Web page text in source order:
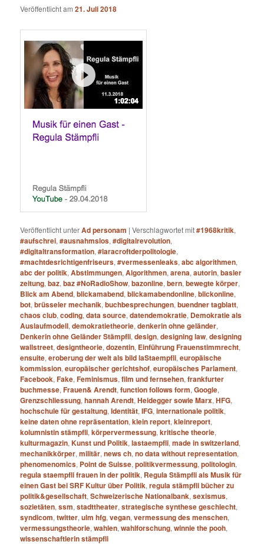
Veröffentlicht am21. Juli 2018
Veröffentlicht unterAd personam |Verschlagwortet mit#1968kritik,
#aufschrei,#ausnahmslos,#digitalrevolution,
#digitaltransformation,#laracroftderpolitologie,
#machtdesrichtigenfriseurs,#vermessenleaks,abc algorithmen,
abc der politik,Abstimmungen,Algorithmen,arena,autorin,basler
zeitung,baz,baz #NoRadioShow,bazonline,bern,bewegte körper,
Blick am Abend,blickamabend,blickamabendonline,blickonline,
bot,brüsseler mechanik,buchbesprechungen,buendner tagblatt,
chaos club,coding,data source,datendemokratie, Demokratie als
Auslaufmodell,demokratietheorie,denkerin ohne geländer,
Denkerin ohne Geländer Stämpfli,design,designing law,designing
wallstreet,designtheorie,dozentin, Einführung Frauenstimmrecht,
ensuite,eroberung der welt als bild laStaempfli,europäische
kommission,europäischer gerichtshof,europäisches Parlament,
Facebook,Fake,Feminismus,film und fernsehen,frankfurter
buchmesse,Frauen& Arendt,function follows form,Google,
Grenzschliessung,hannah Arendt,Heidegger sowie Marx,HFG,
hochschule für gestaltung,Identität,IFG,internationale politik,
keine daten ohne repräsentation,klein report,kleinreport,
kolumnistin stämpfli,körpervermessung,kritische theorie,
kulturmagazin,Kunst und Politik,lastaempfli,made in switzerland,
mechanikkörper,militär,news ch,no data without representation,
phenomenomics, Point de Suisse,politikvermessung,politologin,
regula staempfli frauen in der politik, Regula Stämpfli als Musik für
einen Gast bei SRF Kultur über Politik,regula stämpfli bücher zu
politik&gesellschaft,Schweizerische Nationalbank,sexismus,
sozietäten,ssm,stadttheater,strategische synthese geschlecht,
syndicom,twitter,ulm hfg,vegan,vermessung des menschen,
vermessungstheorie,wahlen,wahlforschung,winnie the pooh,
wissenschaftlerin stämpfli